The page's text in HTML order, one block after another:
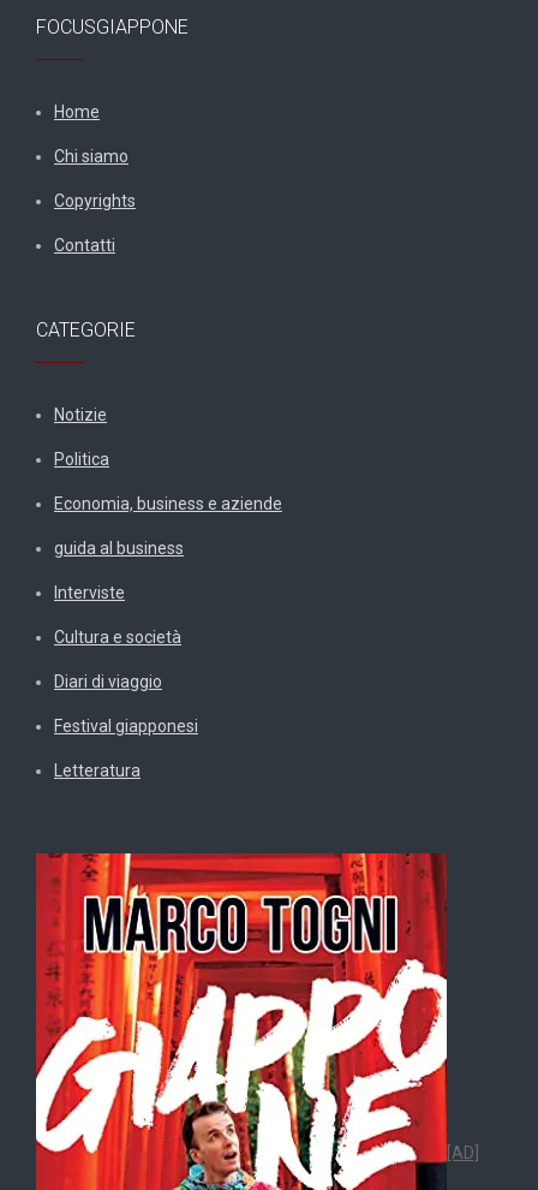
FOCUSGIAPPONE
Home
Chi siamo
Copyrights
Contatti
CATEGORIE
Notizie
Politica
Economia, business e aziende
guida al business
Interviste
Cultura e società
Diari di viaggio
Festival giapponesi
Letteratura
[AD]